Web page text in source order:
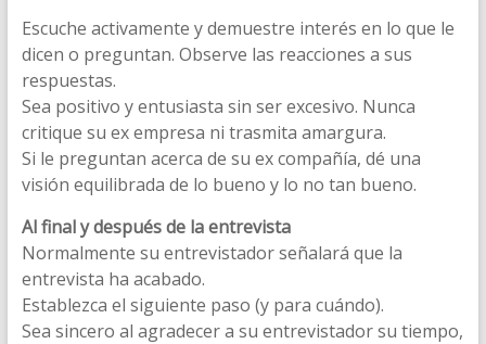
Escuche activamente y demuestre interés en lo que le
dicen o preguntan. Observe las reacciones a sus
respuestas.
Sea positivo y entusiasta sin ser excesivo. Nunca
critique su ex empresa ni trasmita amargura.
Si le preguntan acerca de su ex compañía, dé una
visión equilibrada de lo bueno y lo no tan bueno.
Al final y después de la entrevista
Normalmente su entrevistador señalará que la
entrevista ha acabado.
Establezca el siguiente paso (y para cuándo).
Sea sincero al agradecer a su entrevistador su tiempo,